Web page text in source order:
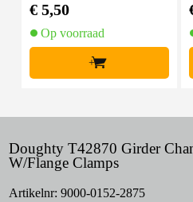
€ 5,50
Op voorraad
+
Doughty T42870 Girder
W/Flange Clamps
Artikelnr: 9000-0152-2875